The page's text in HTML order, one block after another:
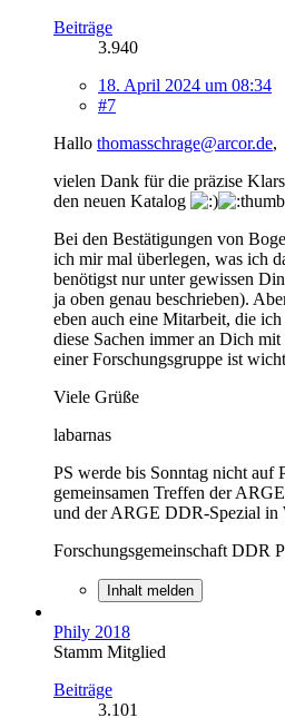
Beiträge
3.940
18. April 2024 um 08:34
#7
Hallo thomasschrage@arcor.de,
vielen Dank für die präzise
den neuen Katalog
Bei den Bestätigungen von
ich mir mal überlegen, was ich
benötigst nur unter gewissen
ja oben genau beschrieben).
eben auch eine Mitarbeit, die
diese Sachen immer an Dich
einer Forschungsgruppe ist
Viele Grüße
labarnas
PS werde bis Sonntag nicht auf
gemeinsamen Treffen der
und der ARGE DDR-Spezial in
Forschungsgemeinschaft DDR
Inhalt melden
Phily 2018
Stamm Mitglied
Beiträge
3.101